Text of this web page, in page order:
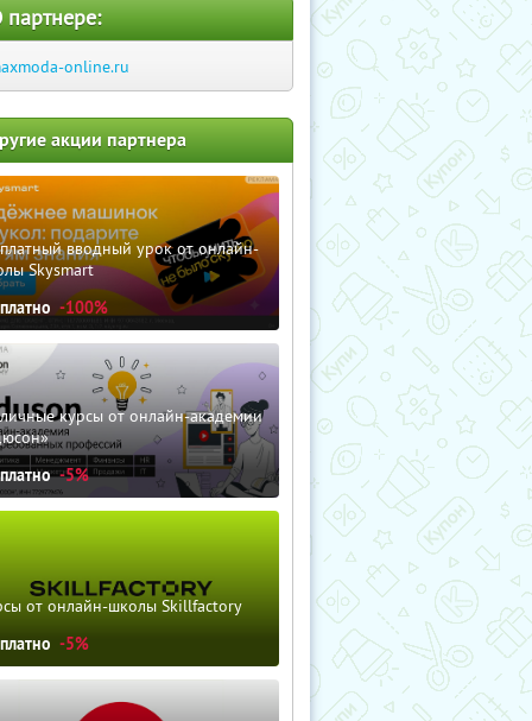
партнере:
online.ru
акции партнера
вводный урок от онлайн-
Skysmart
-100%
курсы от онлайн-академии
-5%
от онлайн-школы Skillfactory
-5%